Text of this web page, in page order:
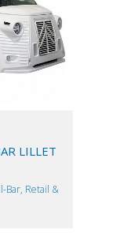
LILLET
Bar, Retail &